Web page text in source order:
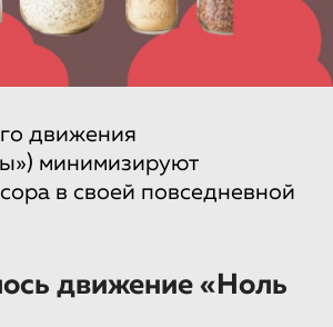
движения
минимизируют
в своей повседневной
движение «Ноль